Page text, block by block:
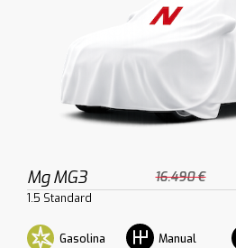
Mg MG3 16.490 €
1.5 Standard
Gasolina Manual